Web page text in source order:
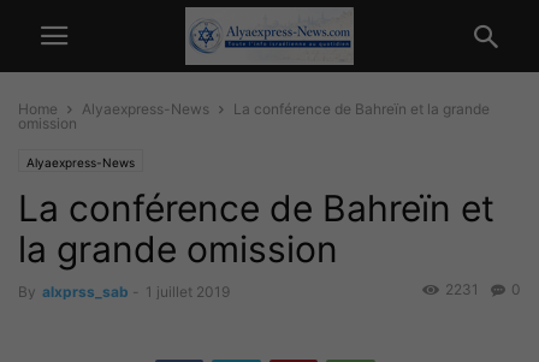
Home Alyaexpress-News
La conférence de Bahreïn et la grande
omission
Alyaexpress-News
La conférence de Bahreïn et
la grande omission
By alxprss_sab - 1 juillet 2019 0
2231